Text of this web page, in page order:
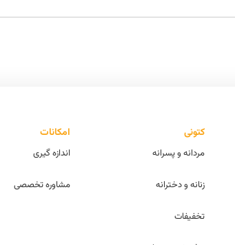
کتونی
مردانه و پسرانه
زنانه و دخترانه
تخفیفات
امکانات
اندازه گیری
مشاوره تخصصی